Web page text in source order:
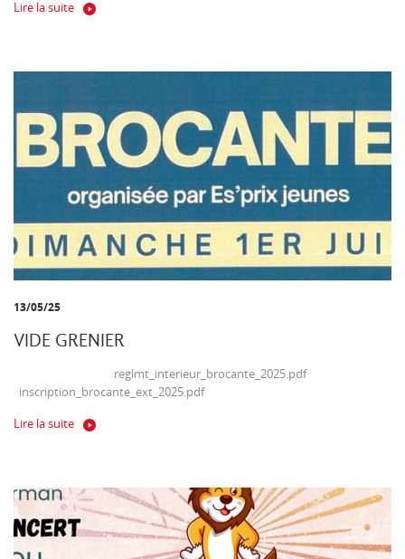
Lire la suite
13/05/25
VIDE GRENIER
reglmt_interieur_brocante_2025.pdf
inscription_brocante_ext_2025.pdf
Lire la suite